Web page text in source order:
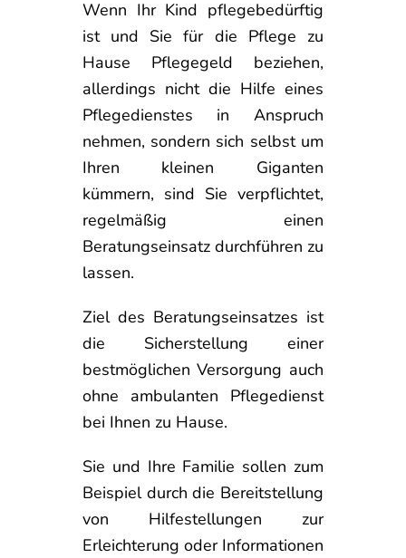
Wenn Ihr Kind pflegebedürftig
ist und Sie für die Pflege zu
Hause Pflegegeld beziehen,
allerdings nicht die Hilfe eines
Pflegedienstes in Anspruch
nehmen, sondern sich selbst um
Ihren kleinen Giganten
kümmern, sind Sie verpflichtet,
regelmäßig einen
Beratungseinsatz durchführen zu
lassen.
Ziel des Beratungseinsatzes ist
die Sicherstellung einer
bestmöglichen Versorgung auch
ohne ambulanten Pflegedienst
bei Ihnen zu Hause.
Sie und Ihre Familie sollen zum
Beispiel durch die Bereitstellung
von Hilfestellungen zur
Erleichterung oder Informationen